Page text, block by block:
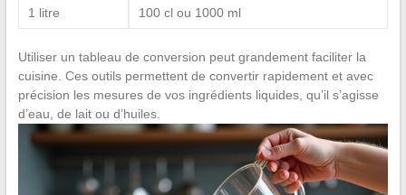
1 litre 100 cl ou 1000 ml
Utiliser un tableau de conversion peut grandement faciliter la
cuisine. Ces outils permettent de convertir rapidement et avec
précision les mesures de vos ingrédients liquides, qu’il s’agisse
d’eau, de lait ou d’huiles.